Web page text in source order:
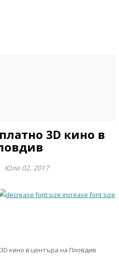
3D кино в
Юли 02, 2017
increase font size